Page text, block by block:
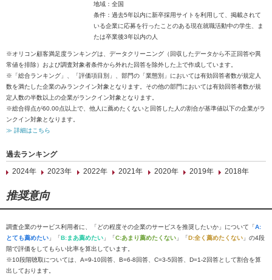
地域：全国
条件：過去5年以内に新卒採用サイトを利用して、掲載されて
いる企業に応募を行ったことのある現在就職活動中の学生、ま
たは卒業後3年以内の人
※オリコン顧客満足度ランキングは、データクリーニング（回収したデータから不正回答や異
常値を排除）および調査対象者条件から外れた回答を除外した上で作成しています。
※「総合ランキング」、「評価項目別」、部門の「業態別」においては有効回答者数が規定人
数を満たした企業のみランクイン対象となります。その他の部門においては有効回答者数が規
定人数の半数以上の企業がランクイン対象となります。
※総合得点が60.00点以上で、他人に薦めたくないと回答した人の割合が基準値以下の企業がラ
ンクイン対象となります。
≫ 詳細はこちら
過去ランキング
2024年
2023年 2022年 2021年 2020年 2019年 2018年
推奨意向
調査企業のサービス利用者に、「どの程度その企業のサービスを推奨したいか」について「A:
とても薦めたい 」「B:まあ薦めたい 」「C:あまり薦めたくない 」「D:全く薦めたくない 」の4段
階で評価をしてもらい比率を算出しています。
※10段階聴取については、A=9-10回答、B=6-8回答、C=3-5回答、D=1-2回答として割合を算
出しております。